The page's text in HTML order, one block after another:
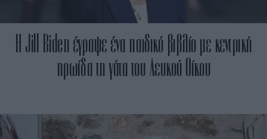
Η Jill Biden έγραψε ένα παιδικό βιβλίο με κεντρική
ηρωίδα τη γάτα του Λευκού Οίκου